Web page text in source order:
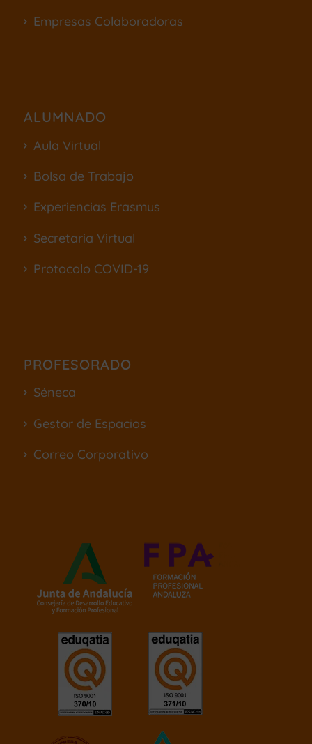
Empresas Colaboradoras
ALUMNADO
Aula Virtual
Bolsa de Trabajo
Experiencias Erasmus
Secretaria Virtual
Protocolo COVID-19
PROFESORADO
Séneca
Gestor de Espacios
Correo Corporativo